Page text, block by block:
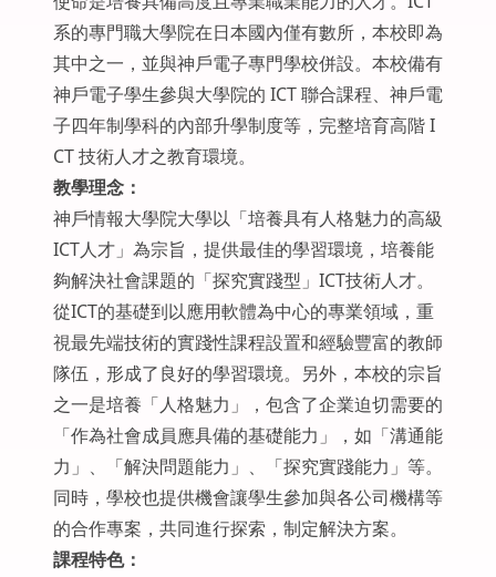
系的專門職大學院在日本國內僅有數所，本校即為
其中之一，並與神戶電子專門學校併設。本校備有
神戶電子學生參與大學院的 ICT 聯合課程、神戶電
子四年制學科的內部升學制度等，完整培育高階 I
CT 技術人才之教育環境。
教學理念：
神戶情報大學院大學以「培養具有人格魅力的高級
ICT人才」為宗旨，提供最佳的學習環境，培養能
夠解決社會課題的「探究實踐型」ICT技術人才。
從ICT的基礎到以應用軟體為中心的專業領域，重
視最先端技術的實踐性課程設置和經驗豐富的教師
隊伍，形成了良好的學習環境。另外，本校的宗旨
之一是培養「人格魅力」，包含了企業迫切需要的
「作為社會成員應具備的基礎能力」，如「溝通能
力」、「解決問題能力」、「探究實踐能力」等。
同時，學校也提供機會讓學生參加與各公司機構等
的合作專案，共同進行探索，制定解決方案。
課程特色：